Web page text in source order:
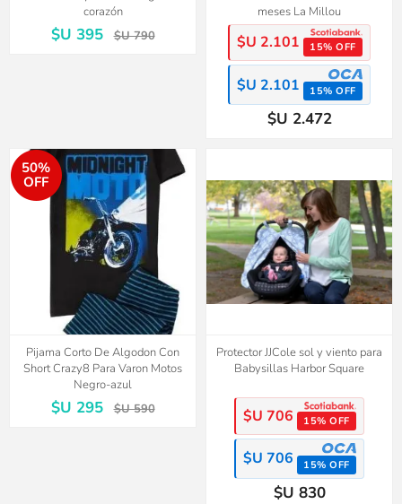
corazón
$U 395 $U 790
meses La Millou
$U 2.101 15% OFF
$U 2.101 15% OFF
$U 2.472
50%
OFF
Pijama Corto De Algodon Con
Short Crazy8 Para Varon Motos
Negro-azul
$U 295 $U 590
Protector JJCole sol y viento para
Babysillas Harbor Square
$U 706 15% OFF
$U 706 15% OFF
$U 830